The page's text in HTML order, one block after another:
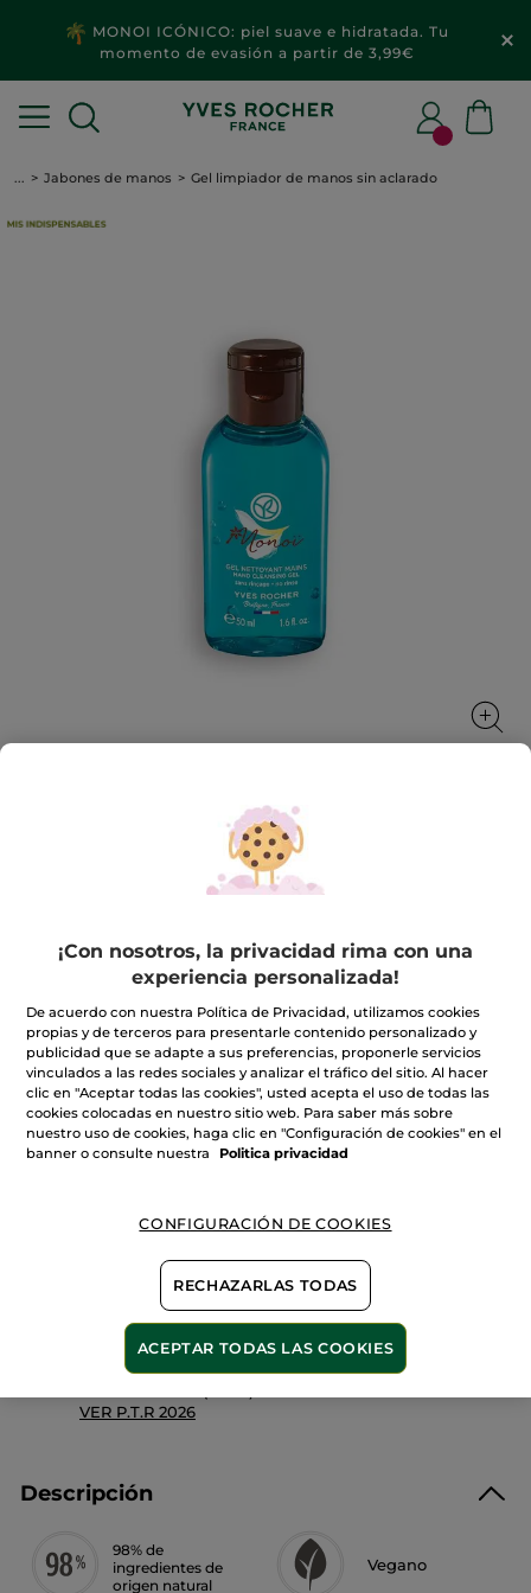
MONOI ICÓNICO: piel suave e hidratada. Tu
momento de evasión a partir de 3,99€
... Jabones de manos Gel limpiador de manos sin aclarado
Gel limpiador de manos sin aclarado
Una fragancia hechizante que te llevará de viaje a las
50 ml
★★★★★
★★★★★
de
5
estrellas.
Leer
reseñas
de
Gel
limpiador
de
manos
(986)INCLUIR UNA RESEÑA
2,99€
Cantidad
AÑADIR A MI CESTA
Entrega entre 5 a 8 días hábiles
Pago Seguro
Satisfecho o te devolvemos el dinero
Las promociones o ventajas Yves Rocher son
calculadas en comparación con los Precios tarifa
VER P.T.R 2026
Descripción
98% de
ingredientes de
origen natural
Vegano
¡Con nosotros, la privacidad rima con una
experiencia personalizada!
De acuerdo con nuestra Política de Privacidad, utilizamos cookies
propias y de terceros para presentarle contenido personalizado y
publicidad que se adapte a sus preferencias, proponerle servicios
vinculados a las redes sociales y analizar el tráfico del sitio. Al hacer
clic en "Aceptar todas las cookies", usted acepta el uso de todas las
cookies colocadas en nuestro sitio web. Para saber más sobre
nuestro uso de cookies, haga clic en "Configuración de cookies" en el
banner o consulte nuestra
Politica privacidad
CONFIGURACIÓN DE COOKIES
RECHAZARLAS TODAS
ACEPTAR TODAS LAS COOKIES